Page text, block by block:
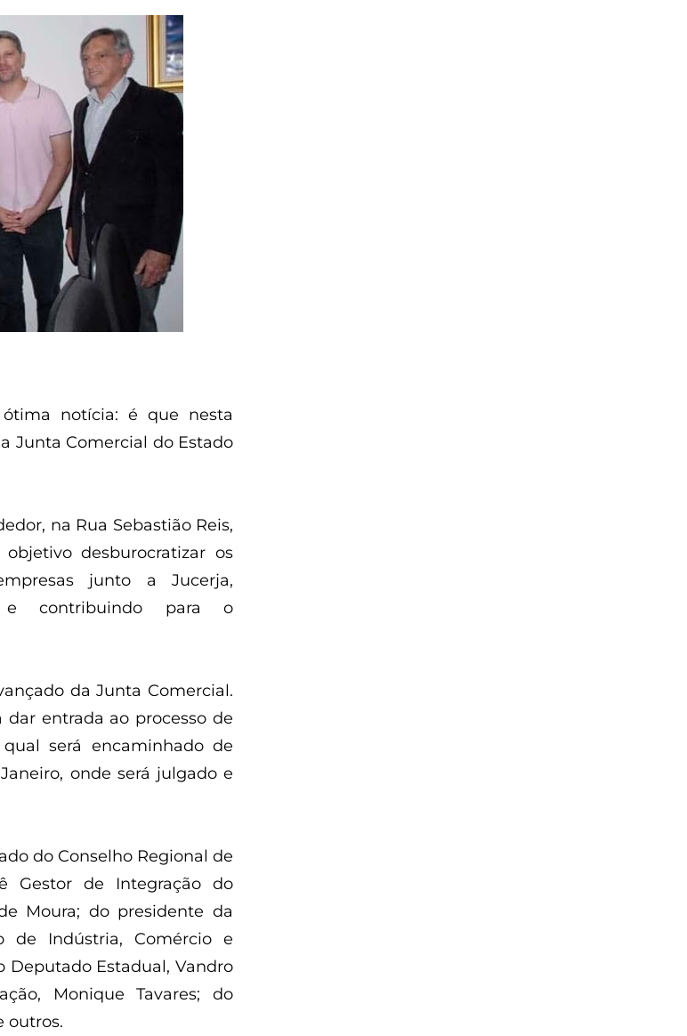
ótima notícia: é que nesta
Junta Comercial do Estado
na Rua Sebastião Reis,
desburocratizar os
junto a Jucerja,
e contribuindo para o
da Junta Comercial.
entrada ao processo de
será encaminhado de
onde será julgado e
do Conselho Regional de
Gestor de Integração do
Moura; do presidente da
de Indústria, Comércio e
Deputado Estadual, Vandro
Monique Tavares; do
outros.